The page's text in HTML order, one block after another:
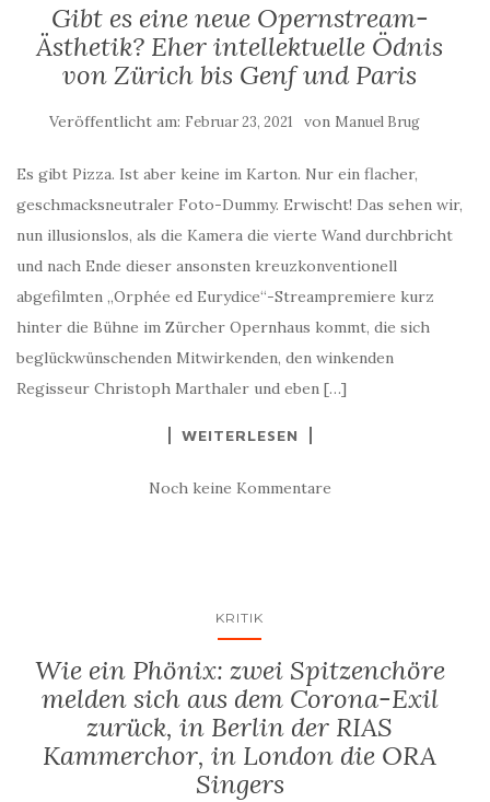
Gibt es eine neue Opernstream-
Ästhetik? Eher intellektuelle Ödnis
von Zürich bis Genf und Paris
Veröffentlicht am: Februar 23, 2021 von Manuel Brug
Es gibt Pizza. Ist aber keine im Karton. Nur ein flacher,
geschmacksneutraler Foto-Dummy. Erwischt! Das sehen wir,
nun illusionslos, als die Kamera die vierte Wand durchbricht
und nach Ende dieser ansonsten kreuzkonventionell
abgefilmten „Orphée ed Eurydice“-Streampremiere kurz
hinter die Bühne im Zürcher Opernhaus kommt, die sich
beglückwünschenden Mitwirkenden, den winkenden
Regisseur Christoph Marthaler und eben […]
WEITERLESEN
Noch keine Kommentare
KRITIK
Wie ein Phönix: zwei Spitzenchöre
melden sich aus dem Corona-Exil
zurück, in Berlin der RIAS
Kammerchor, in London die ORA
Singers